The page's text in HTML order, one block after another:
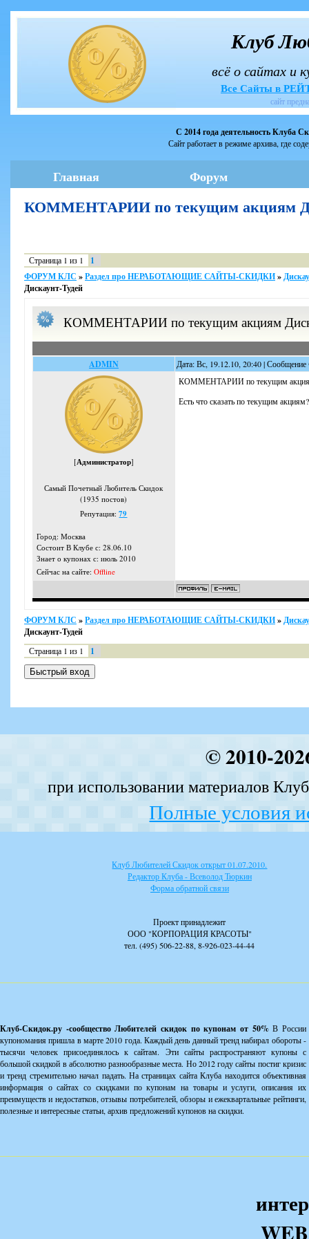
Клуб
всё о сайтах и
Все Сайты в
сайт
С 2014 года деятельность Клуба
Сайт работает в режиме архива, где
Главная Форум
КОММЕНТАРИИ по текущим акциям
Страница 1 из 1
1
ФОРУМ КЛС »Раздел про НЕРАБОТАЮЩИЕ САЙТЫ-СКИДКИ»
Дискаунт-Тудей
КОММЕНТАРИИ по текущим акциям
ADMIN Дата: Вс, 19.12.10, 20:40 |
[Администратор]
Самый Почетный Любитель Скидок
(1935 постов)
Репутация:79
Город: Москва
Состоит В Клубе с: 28.06.10
Знает о купонах с: июль 2010
Сейчас на сайте: Offline
КОММЕНТАРИИ по текущим
Есть что сказать по текущим
ФОРУМ КЛС »Раздел про НЕРАБОТАЮЩИЕ САЙТЫ-СКИДКИ»
Дискаунт-Тудей
Страница 1 из 1 1
© 2010-
при использовании материалов
Полные условия
Клуб Любителей Скидок открыт 01.07.2010.
Редактор Клуба - Всеволод Тюркин
Форма обратной связи
Проект принадлежит
ООО "КОРПОРАЦИЯ КРАСОТЫ"
тел. (495) 506-22-88, 8-926-023-44-44
Клуб-Скидок.ру -сообщество Любителей скидок по купонам от 50%В России
купономания пришла в марте 2010 года. Каждый день данный тренд набирал обороты -
тысячи человек присоединялось к сайтам. Эти сайты распространяют купоны с
большой скидкой в абсолютно разнообразные места. Но 2012 году сайты постиг кризис
и тренд стремительно начал падать. На страницах сайта Клуба находится объективная
информация о сайтах со скидками по купонам на товары и услуги, описания их
преимуществ и недостатков, отзывы потребителей, обзоры и ежеквартальные рейтинги,
полезные и интересные статьи, архив предложений купонов на скидки.